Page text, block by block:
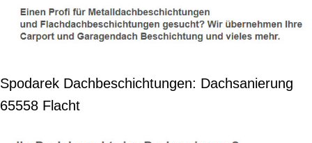
Spodarek Dachbeschichtungen: Dachsanierung
65558 Flacht